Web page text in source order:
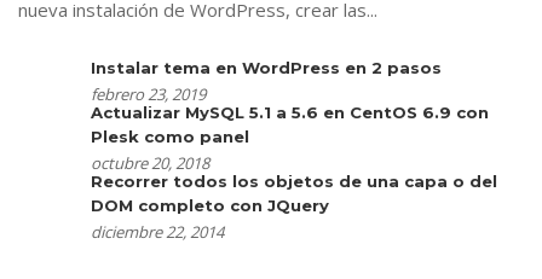
nueva instalación de WordPress, crear las...
Instalar tema en WordPress en 2 pasos
febrero 23, 2019
Actualizar MySQL 5.1 a 5.6 en CentOS 6.9 con
Plesk como panel
octubre 20, 2018
Recorrer todos los objetos de una capa o del
DOM completo con JQuery
diciembre 22, 2014